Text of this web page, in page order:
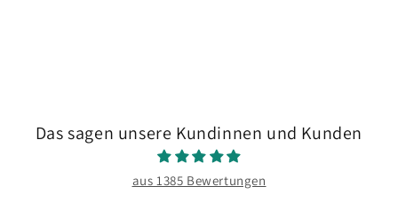
Das sagen unsere Kundinnen und Kunden
aus 1385 Bewertungen